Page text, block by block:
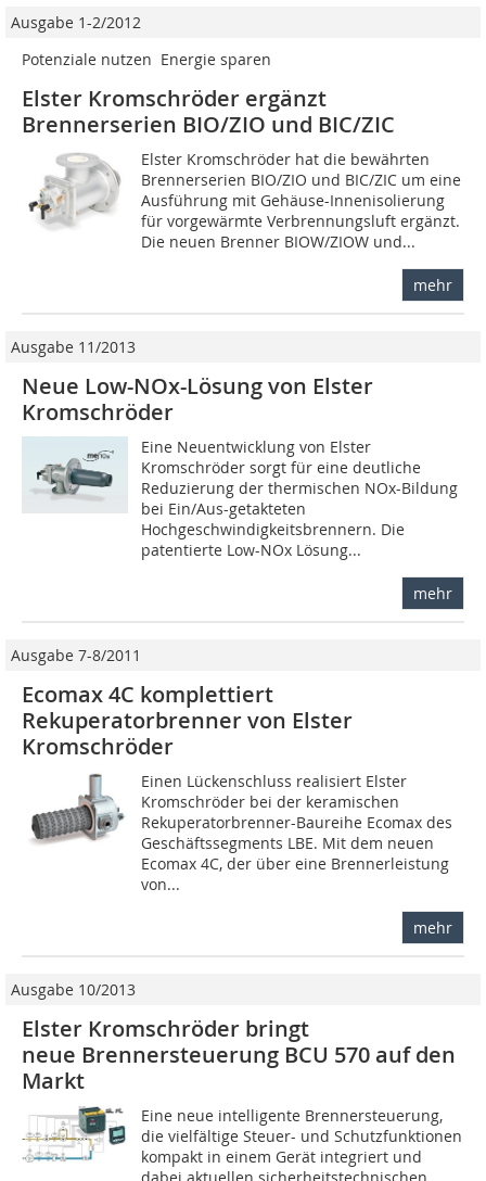
Ausgabe 1-2/2012
Potenziale nutzen  Energie sparen
Elster Kromschröder ergänzt
Brennerserien BIO/ZIO und BIC/ZIC
Elster Kromschröder hat die bewährten
Brennerserien BIO/ZIO und BIC/ZIC um eine
Ausführung mit Gehäuse-Innenisolierung
für vorgewärmte Verbrennungsluft ergänzt.
Die neuen Brenner BIOW/ZIOW und...
mehr
Ausgabe 11/2013
Neue Low-NOx-Lösung von Elster
Kromschröder
Eine Neuentwicklung von Elster
Kromschröder sorgt für eine deutliche
Reduzierung der thermischen NOx-Bildung
bei Ein/Aus-getakteten
Hochgeschwindigkeitsbrennern. Die
patentierte Low-NOx Lösung...
mehr
Ausgabe 7-8/2011
Ecomax 4C komplettiert
Rekuperatorbrenner von Elster
Kromschröder
Einen Lückenschluss realisiert Elster
Kromschröder bei der keramischen
Rekuperatorbrenner-Baureihe Ecomax des
Geschäftssegments LBE. Mit dem neuen
Ecomax 4C, der über eine Brennerleistung
von...
mehr
Ausgabe 10/2013
Elster Kromschröder bringt
neue Brennersteuerung BCU 570 auf den
Markt
Eine neue intelligente Brennersteuerung,
die vielfältige Steuer- und Schutzfunktionen
kompakt in einem Gerät integriert und
dabei aktuellen sicherheitstechnischen